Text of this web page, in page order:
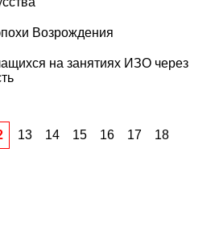
Возрождения
на занятиях ИЗО через
13 14 15 16 17 18